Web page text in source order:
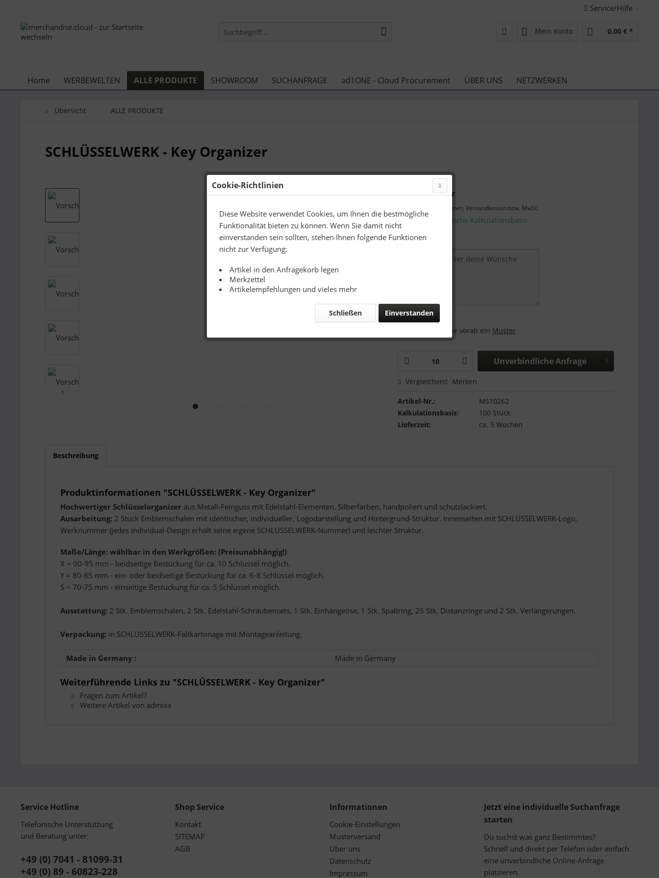
Service/Hilfe
Mein Konto 0,00 € *
Home WERBEWELTEN ALLE PRODUKTE SHOWROOM SUCHANFRAGE ad1ONE - Cloud Procurement ÜBER UNS NETZWERKEN
Übersicht ALLE PRODUKTE
SCHLÜSSELWERK - Key Organizer
23,40 € *
zzgl. Drucknebenkosten, Versandkosten bzw. MwSt.
Richtpreise - Siehe Kalkulationsbasis
Musterversand:
Ich hätte gerne vorab ein Muster
Unverbindliche Anfrage
Vergleichen Merken
Artikel-Nr.:
MS10262
Kalkulationsbasis:
100 Stück
Lieferzeit:
ca. 5 Wochen
Beschreibung
Produktinformationen "SCHLÜSSELWERK - Key Organizer"
Hochwertiger Schlüsselorganizer aus Metall-Feinguss mit Edelstahl-Elementen. Silberfarben, handpoliert und schutzlackiert.
Ausarbeitung: 2 Stück Emblemschalen mit identischer, individueller, Logodarstellung und Hintergrund-Struktur. Innenseiten mit SCHLÜSSELWERK-Logo,
Werknummer (jedes individual-Design erhält seine eigene SCHLÜSSELWERK-Nummer) und leichter Struktur.
Maße/Länge: wählbar in den Werkgrößen: (Preisunabhängig!)
X = 90-95 mm - beidseitige Bestückung für ca. 10 Schlüssel möglich.
Y = 80-85 mm - ein- oder beidseitige Bestückung für ca. 6-8 Schlüssel möglich.
S = 70-75 mm - einseitige Bestückung für ca. 5 Schlüssel möglich.
Ausstattung: 2 Stk. Emblemschalen, 2 Stk. Edelstahl-Schraubensets, 1 Stk. Einhängeöse, 1 Stk. Spaltring, 25 Stk. Distanzringe und 2 Stk. Verlängerungen.
Verpackung: in SCHLÜSSELWERK-Faltkartonage mit Montageanleitung.
Made in Germany : Made in Germany
Weiterführende Links zu "SCHLÜSSELWERK - Key Organizer"
Fragen zum Artikel?
Weitere Artikel von admixx
Service Hotline
Telefonische Unterstützung
und Beratung unter:
+49 (0) 7041 - 81099-31
+49 (0) 89 - 60823-228
Shop Service
Kontakt
SITEMAP
AGB
Informationen
Cookie-Einstellungen
Musterversand
Über uns
Datenschutz
Impressum
Jetzt eine individuelle Suchanfrage
starten
Du suchst was ganz Bestimmtes?
Schnell und direkt per Telefon oder einfach
eine unverbindliche Online-Anfrage
platzieren.
Cookie-Richtlinien
Diese Website verwendet Cookies, um Ihnen die bestmögliche
Funktionalität bieten zu können. Wenn Sie damit nicht
einverstanden sein sollten, stehen Ihnen folgende Funktionen
nicht zur Verfügung:
Artikel in den Anfragekorb legen
Merkzettel
Artikelempfehlungen und vieles mehr
Einverstanden
Schließen